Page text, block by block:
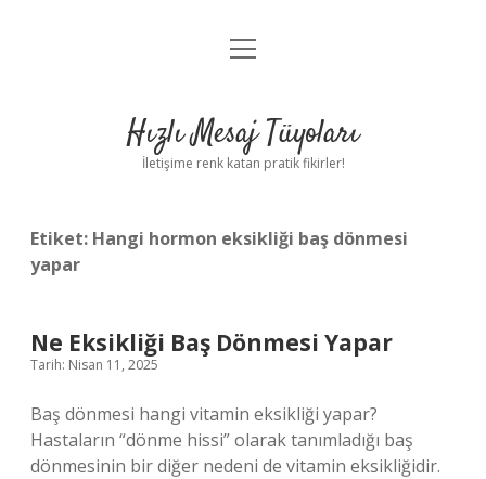
Anasayfa
Yasal Uyarı
menüyü
Hızlı Mesaj Tüyoları
İletişime renk katan pratik fikirler!
Etiket: Hangi hormon eksikliği baş dönmesi
yapar
Ne Eksikliği Baş Dönmesi Yapar
Tarih: Nisan 11, 2025
Baş dönmesi hangi vitamin eksikliği yapar?
Hastaların “dönme hissi” olarak tanımladığı baş
dönmesinin bir diğer nedeni de vitamin eksikliğidir.